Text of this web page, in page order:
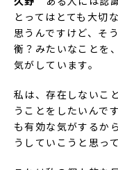
とってはとても大切
思うんですけど、そ
衡？みたいなことを
気がしています。
私は、存在しないこ
うことをしたいんで
も有効な気がするか
うしていこうと思っ